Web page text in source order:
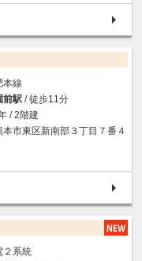
本線
前駅 / 徒歩11分
/ 2階建
本市東区新南部３丁目７番４
２系統